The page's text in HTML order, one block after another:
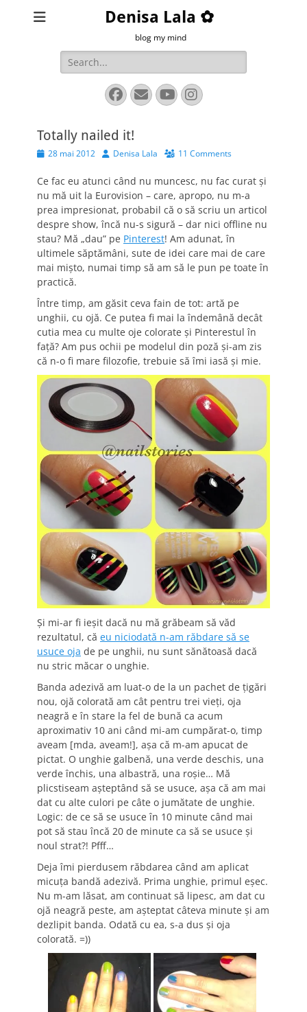
Denisa Lala ✿
blog my mind
Search
for:
Facebook
EmailYouTube
Instagram
Totally nailed it!
Posted
28 mai 2012 AuthorDenisa Lala 11 Comments
Ce fac eu atunci când nu muncesc, nu fac curat şi
nu mă uit la Eurovision – care, apropo, nu m-a
prea impresionat, probabil că o să scriu un articol
despre show, încă nu-s sigură – dar nici offline nu
stau? Mă „dau” pe Pinterest! Am adunat, în
ultimele săptămâni, sute de idei care mai de care
mai mişto, numai timp să am să le pun pe toate în
practică.
Între timp, am găsit ceva fain de tot: artă pe
unghii, cu ojă. Ce putea fi mai la îndemână decât
cutia mea cu multe oje colorate şi Pinterestul în
faţă? Am pus ochii pe modelul din poză şi-am zis
că n-o fi mare filozofie, trebuie să îmi iasă şi mie.
Şi mi-ar fi ieşit dacă nu mă grăbeam să văd
rezultatul, că eu niciodată n-am răbdare să se
usuce oja de pe unghii, nu sunt sănătoasă dacă
nu stric măcar o unghie.
Banda adezivă am luat-o de la un pachet de ţigări
nou, ojă colorată am cât pentru trei vieţi, oja
neagră e în stare la fel de bună ca acum
aproximativ 10 ani când mi-am cumpărat-o, timp
aveam [mda, aveam!], aşa că m-am apucat de
pictat. O unghie galbenă, una verde deschis, una
verde închis, una albastră, una roşie… Mă
plicstiseam aşteptând să se usuce, aşa că am mai
dat cu alte culori pe câte o jumătate de unghie.
Logic: de ce să se usuce în 10 minute când mai
pot să stau încă 20 de minute ca să se usuce şi
noul strat?! Pfff…
Deja îmi pierdusem răbdarea când am aplicat
micuţa bandă adezivă. Prima unghie, primul eşec.
Nu m-am lăsat, am continuat să lipesc, am dat cu
ojă neagră peste, am aşteptat câteva minute şi am
dezlipit banda. Odată cu ea, s-a dus şi oja
colorată. =))